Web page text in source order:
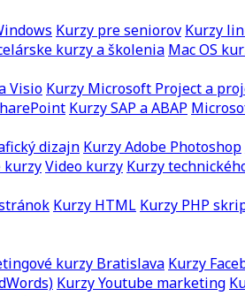
Kurzy pre seniorov Kurzy
kurzy a školenia Mac OS
Visio Kurzy Microsoft Project a
Kurzy SAP a ABAP
dizajn Kurzy Adobe Photoshop
kurzyVideo kurzy Kurzy
Kurzy HTML Kurzy PHP
kurzy Bratislava Kurzy
Kurzy Youtube marketing